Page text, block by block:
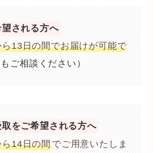
される方へ
13日の間でお届けが可能で
ご相談ください）
をご希望される方へ
14日の間でご用意いたしま